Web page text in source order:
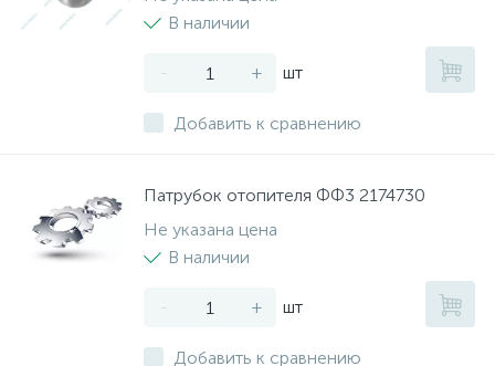
В наличии
- + шт
Добавить к сравнению
Патрубок отопителя ФФ3 2174730
Не указана цена
В наличии
- + шт
Добавить к сравнению